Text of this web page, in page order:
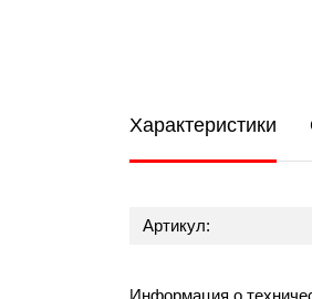
Характеристики
Артикул:
Информация о